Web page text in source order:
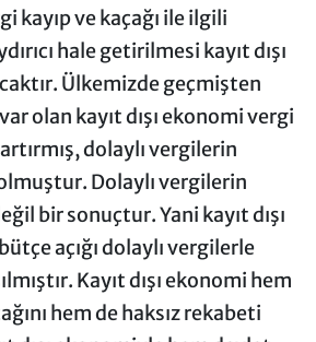
kayıp ve kaçağı ile ilgili
hale getirilmesi kayıt dışı
Ülkemizde geçmişten
olan kayıt dışı ekonomi vergi
artırmış, dolaylı vergilerin
Dolaylı vergilerin
bir sonuçtur. Yani kayıt dışı
açığı dolaylı vergilerle
Kayıt dışı ekonomi hem
hem de haksız rekabeti